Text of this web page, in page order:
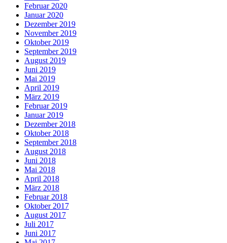
Februar 2020
Januar 2020
Dezember 2019
November 2019
Oktober 2019
September 2019
August 2019
Juni 2019
Mai 2019
April 2019
März 2019
Februar 2019
Januar 2019
Dezember 2018
Oktober 2018
September 2018
August 2018
Juni 2018
Mai 2018
April 2018
März 2018
Februar 2018
Oktober 2017
August 2017
Juli 2017
Juni 2017